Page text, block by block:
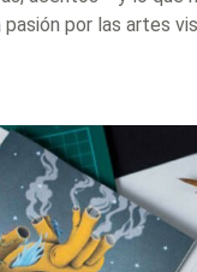
por las artes